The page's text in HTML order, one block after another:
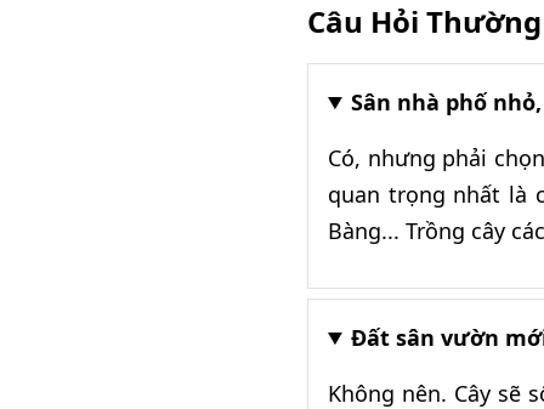
Câu Hỏi Thường
Sân nhà phố
Có, nhưng phải
quan trọng nhất là
Bàng... Trồng cây
Đất sân vườn
Không nên. Cây sẽ